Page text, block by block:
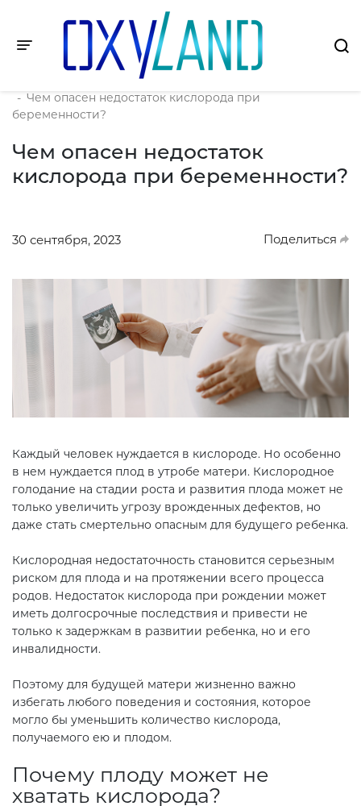
Toggle navigation
- О компании - Это интересно
- Чем опасен недостаток кислорода при
беременности?
Чем опасен недостаток
кислорода при беременности?
30 сентября, 2023 Поделиться
Каждый человек нуждается в кислороде. Но особенно
в нем нуждается плод в утробе матери. Кислородное
голодание на стадии роста и развития плода может не
только увеличить угрозу врожденных дефектов, но
даже стать смертельно опасным для будущего ребенка.
Кислородная недостаточность становится серьезным
риском для плода и на протяжении всего процесса
родов. Недостаток кислорода при рождении может
иметь долгосрочные последствия и привести не
только к задержкам в развитии ребенка, но и его
инвалидности.
Поэтому для будущей матери жизненно важно
избегать любого поведения и состояния, которое
могло бы уменьшить количество кислорода,
получаемого ею и плодом.
Почему плоду может не
хватать кислорода?